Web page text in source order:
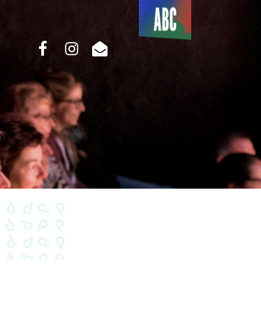
Du côté
de l’ABC
facebookinstagram
email